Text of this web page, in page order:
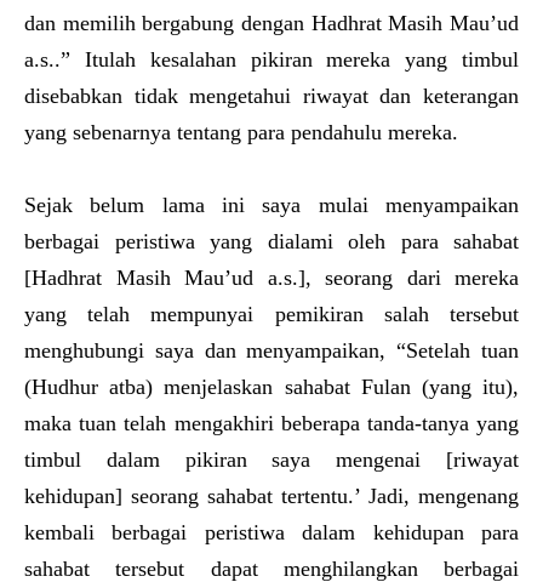
dan memilih bergabung dengan Hadhrat Masih Mau’ud
a.s..” Itulah kesalahan pikiran mereka yang timbul
disebabkan tidak mengetahui riwayat dan keterangan
yang sebenarnya tentang para pendahulu mereka.
Sejak belum lama ini saya mulai menyampaikan
berbagai peristiwa yang dialami oleh para sahabat
[Hadhrat Masih Mau’ud a.s.], seorang dari mereka
yang telah mempunyai pemikiran salah tersebut
menghubungi saya dan menyampaikan, “Setelah tuan
(Hudhur atba) menjelaskan sahabat Fulan (yang itu),
maka tuan telah mengakhiri beberapa tanda-tanya yang
timbul dalam pikiran saya mengenai [riwayat
kehidupan] seorang sahabat tertentu.’ Jadi, mengenang
kembali berbagai peristiwa dalam kehidupan para
sahabat tersebut dapat menghilangkan berbagai